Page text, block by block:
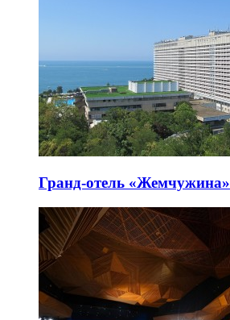
Гранд-отель «Жемчужина»